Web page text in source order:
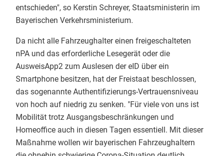
entschieden", so Kerstin Schreyer, Staatsministerin im
Bayerischen Verkehrsministerium.
Da nicht alle Fahrzeughalter einen freigeschalteten
nPA und das erforderliche Lesegerät oder die
AusweisApp2 zum Auslesen der eID über ein
Smartphone besitzen, hat der Freistaat beschlossen,
das sogenannte Authentifizierungs-Vertrauensniveau
von hoch auf niedrig zu senken. "Für viele von uns ist
Mobilität trotz Ausgangsbeschränkungen und
Homeoffice auch in diesen Tagen essentiell. Mit dieser
Maßnahme wollen wir bayerischen Fahrzeughaltern